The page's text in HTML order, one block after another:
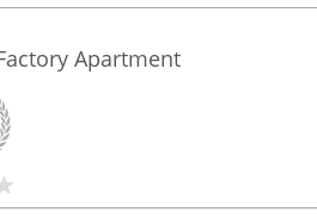
Apartment